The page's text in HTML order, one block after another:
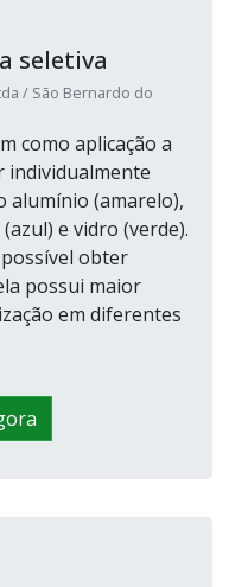
seletiva
/ São Bernardo do
como aplicação a
individualmente
alumínio (amarelo),
e vidro (verde).
obter
possui maior
em diferentes